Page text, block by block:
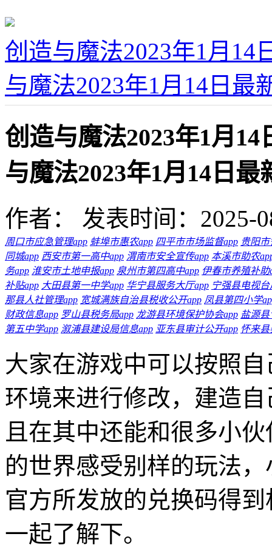
创造与魔法2023年1月14
与魔法2023年1月14日最
创造与魔法2023年1月
与魔法2023年1月14日
作者： 发表时间：2025-
周口市应急管理app 蚌埠市惠农app 四平市市场监督app 贵阳市
同城app 西安市第一高中app 渭南市安全宣传app 本溪市助农
务app 淮安市土地申报app 泉州市第四高中app 伊春市养殖补助
补贴app 大田县第一中学app 华宁县服务大厅app 宁强县电视台
那县人社管理app 宽城满族自治县税收公开app 凤县第四小学
财政信息app 罗山县税务局app 龙游县环境保护协会app 盐源县
第五中学app 溆浦县建设局信息app 亚东县审计公开app 怀来县
大家在游戏中可以按照
环境来进行修改，建造
且在其中还能和很多小
的世界感受别样的玩法
官方所发放的兑换码得
一起了解下。